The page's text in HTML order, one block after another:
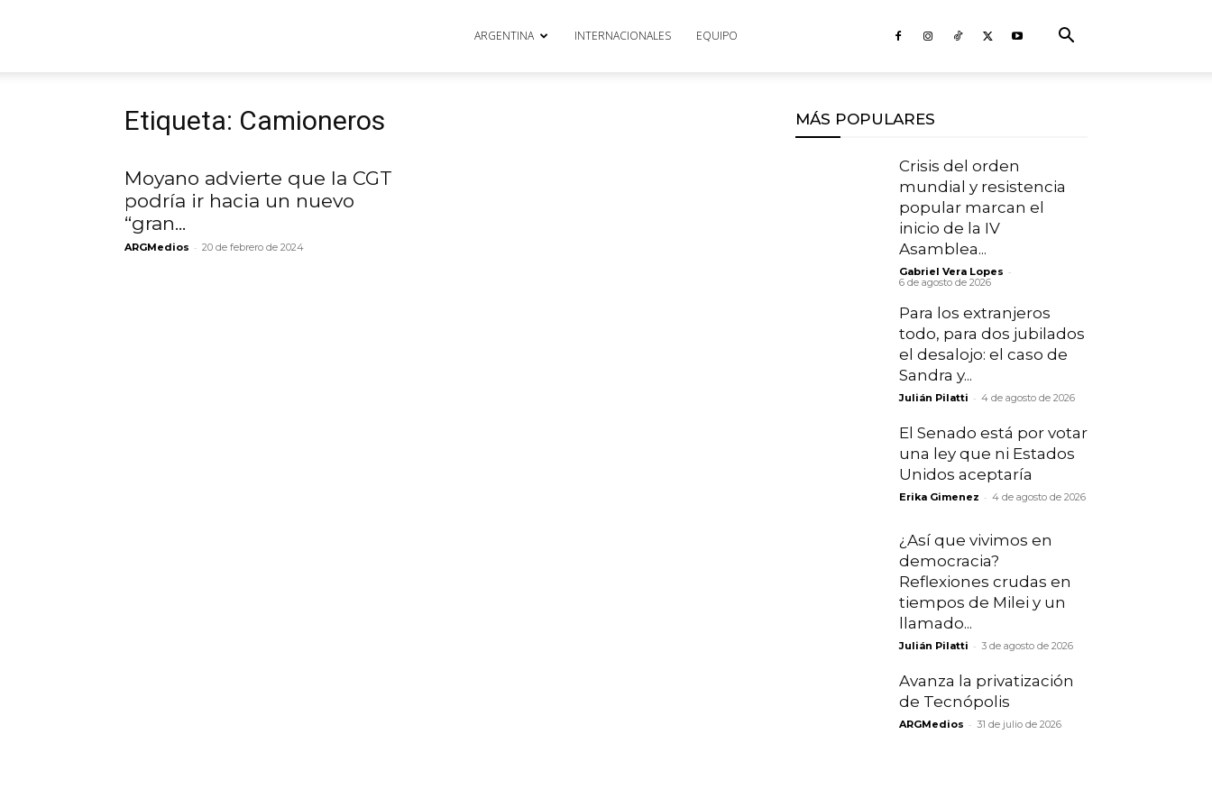
ARGENTINA INTERNACIONALES EQUIPO
Etiqueta: Camioneros
Moyano advierte que la CGT
podría ir hacia un nuevo
“gran...
ARGMedios - 20 de febrero de 2024
MÁS POPULARES
Crisis del orden
mundial y resistencia
popular marcan el
inicio de la IV
Asamblea...
Gabriel Vera Lopes -
6 de agosto de 2026
Para los extranjeros
todo, para dos jubilados
el desalojo: el caso de
Sandra y...
Julián Pilatti - 4 de agosto de 2026
El Senado está por votar
una ley que ni Estados
Unidos aceptaría
Erika Gimenez - 4 de agosto de 2026
¿Así que vivimos en
democracia?
Reflexiones crudas en
tiempos de Milei y un
llamado...
Julián Pilatti - 3 de agosto de 2026
Avanza la privatización
de Tecnópolis
ARGMedios - 31 de julio de 2026